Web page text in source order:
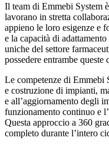
Il team di Emmebi System
lavorano in stretta
appieno le loro esigenze e
e la capacità di
uniche del settore
possedere entrambe queste
Le competenze di Emmebi
e costruzione di impianti,
e all’aggiornamento degli
funzionamento continuo e
Questa approccio a 360
completo durante l’intero